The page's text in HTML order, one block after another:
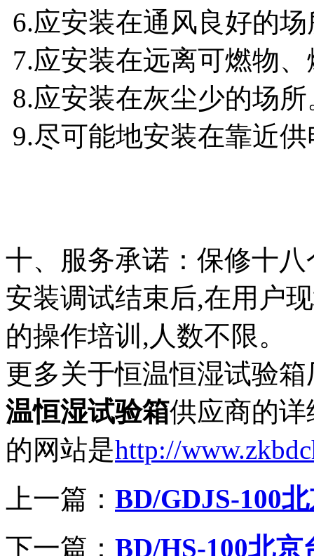
6.应安装在通风良好的
7.应安装在远离可燃物
8.应安装在灰尘少的场所
9.尽可能地安装在靠近
十、服务承诺：保修十
安装调试结束后,在用户
的操作培训,人数不限。
更多关于恒温恒湿试验箱
温恒湿试验箱供应商的
的网站是http://
上一篇： BD/GDJS-100
下一篇： BD/HS-100北